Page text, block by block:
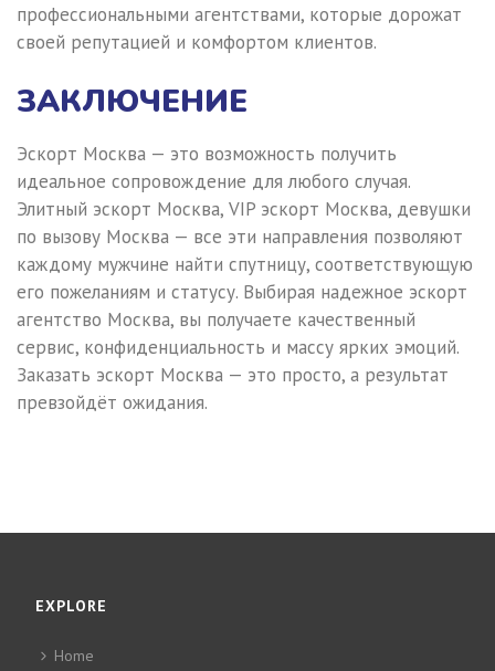
профессиональными агентствами, которые дорожат
своей репутацией и комфортом клиентов.
ЗАКЛЮЧЕНИЕ
Эскорт Москва — это возможность получить
идеальное сопровождение для любого случая.
Элитный эскорт Москва, VIP эскорт Москва, девушки
по вызову Москва — все эти направления позволяют
каждому мужчине найти спутницу, соответствующую
его пожеланиям и статусу. Выбирая надежное эскорт
агентство Москва, вы получаете качественный
сервис, конфиденциальность и массу ярких эмоций.
Заказать эскорт Москва — это просто, а результат
превзойдёт ожидания.
EXPLORE
Home